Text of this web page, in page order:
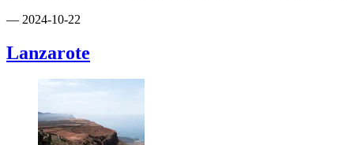
— 2024-10-22
Lanzarote